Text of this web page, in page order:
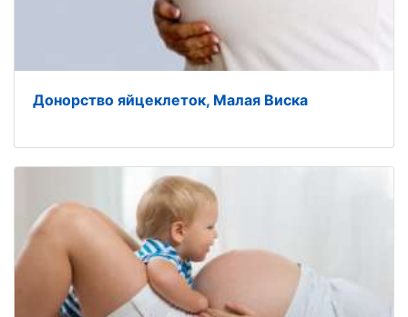
Донорство яйцеклеток, Малая Виска